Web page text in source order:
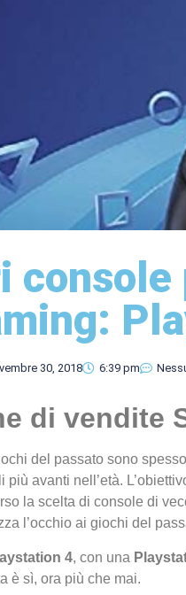
console
30, 2018 6:39 pm
di vendite
del passato sono
più avanti nell’età.
la scelta di console di
l’occhio ai giochi del
4, con una
è sì, ora più che mai.